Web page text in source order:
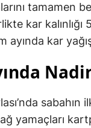
tamamen
kar
ayında kar
sabahın
yamaçları